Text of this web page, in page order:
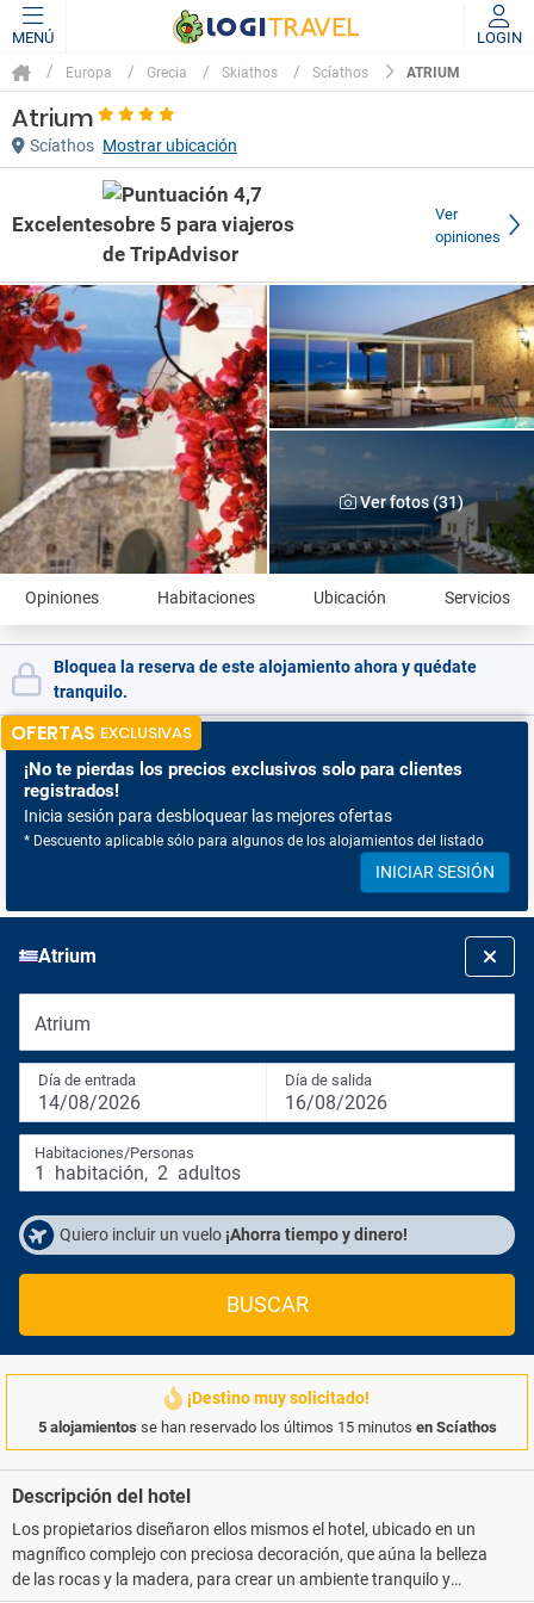
MENÚ LOGIN
Europa Grecia Skiathos Scíathos ATRIUM
Atrium
Scíathos Mostrar ubicación
Excelente
Ver
opiniones
Ver fotos (31)
Opiniones Habitaciones Ubicación Servicios
Bloquea la reserva de este alojamiento ahora y quédate
tranquilo.
OFERTAS EXCLUSIVAS
¡No te pierdas los precios exclusivos solo para clientes
registrados!
Inicia sesión para desbloquear las mejores ofertas
* Descuento aplicable sólo para algunos de los alojamientos del listado
INICIAR SESIÓN
Atrium
Atrium
Día de entrada
14/08/2026
Día de salida
16/08/2026
Habitaciones/Personas
1 habitación, 2 adultos
Quiero incluir un vuelo ¡Ahorra tiempo y dinero!
BUSCAR
¡Destino muy solicitado!
5 alojamientos se han reservado los últimos 15 minutos en Scíathos
Descripción del hotel
Los propietarios diseñaron ellos mismos el hotel, ubicado en un
magnífico complejo con preciosa decoración, que aúna la belleza
de las rocas y la madera, para crear un ambiente tranquilo y